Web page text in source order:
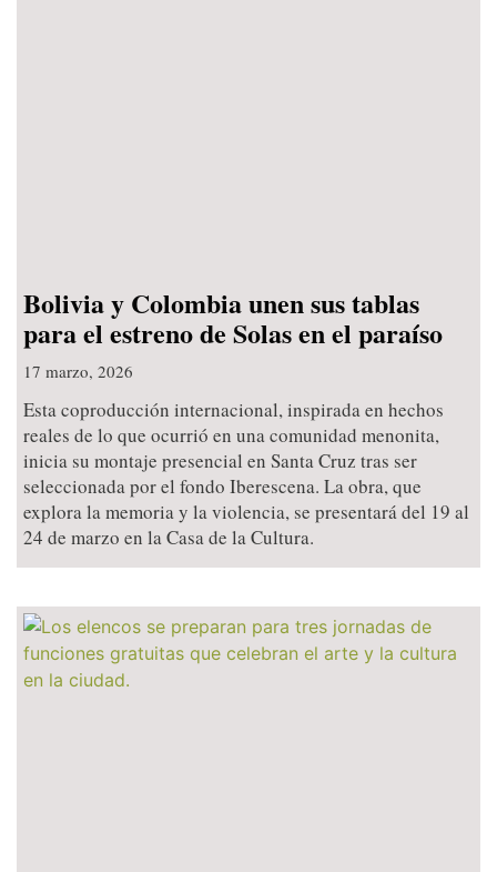
Bolivia y Colombia unen sus tablas
para el estreno de Solas en el paraíso
17 marzo, 2026
Esta coproducción internacional, inspirada en hechos
reales de lo que ocurrió en una comunidad menonita,
inicia su montaje presencial en Santa Cruz tras ser
seleccionada por el fondo Iberescena. La obra, que
explora la memoria y la violencia, se presentará del 19 al
24 de marzo en la Casa de la Cultura.